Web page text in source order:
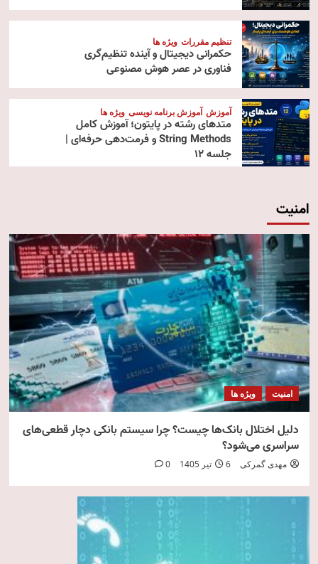
تنظیم مقررات ویژه ها
حکمرانی دیجیتال و آینده تنظیم‌گری
فناوری در عصر هوش مصنوعی
آموزش آموزش برنامه نویسی ویژه ها
متدهای رشته در پایتون؛ آموزش کامل
String Methods و فرمت‌دهی حرفه‌ای |
جلسه ۱۲
امنیت
امنیت ویژه ها
دلیل اختلال بانک‌ها چیست؟ چرا سیستم بانکی دچار قطعی‌های
سراسری می‌شود؟
مهدی گمرکی 6 تیر 1405 0